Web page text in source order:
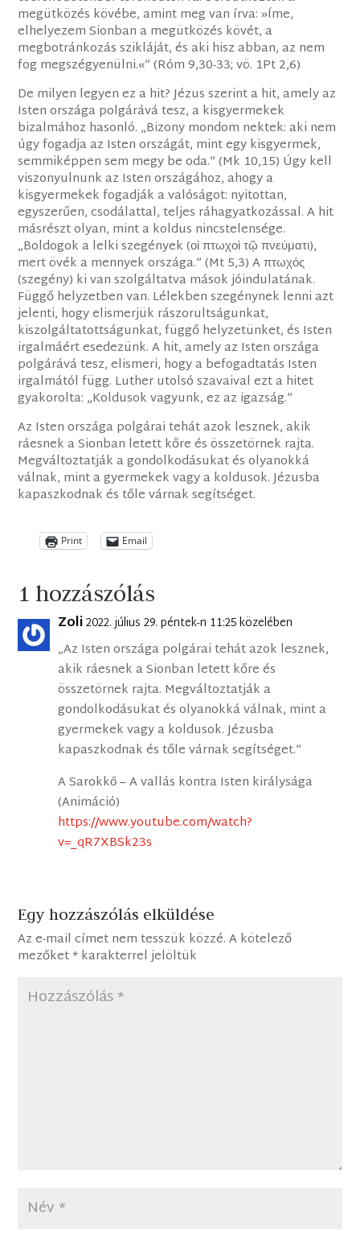
megütközés kövébe, amint meg van írva: »Íme,
elhelyezem Sionban a megütközés kövét, a
megbotránkozás szikláját, és aki hisz abban, az nem
fog megszégyenülni.«” (Róm 9,30-33; vö. 1Pt 2,6)
De milyen legyen ez a hit? Jézus szerint a hit, amely az
Isten országa polgárává tesz, a kisgyermekek
bizalmához hasonló. „Bizony mondom nektek: aki nem
úgy fogadja az Isten országát, mint egy kisgyermek,
semmiképpen sem megy be oda.” (Mk 10,15) Úgy kell
viszonyulnunk az Isten országához, ahogy a
kisgyermekek fogadják a valóságot: nyitottan,
egyszerűen, csodálattal, teljes ráhagyatkozással. A hit
másrészt olyan, mint a koldus nincstelensége.
„Boldogok a lelki szegények (οἱ πτωχοὶ τῷ πνεύματι),
mert övék a mennyek országa.” (Mt 5,3) A πτωχός
(szegény) ki van szolgáltatva mások jóindulatának.
Függő helyzetben van. Lélekben szegénynek lenni azt
jelenti, hogy elismerjük rászorultságunkat,
kiszolgáltatottságunkat, függő helyzetünket, és Isten
irgalmáért esedezünk. A hit, amely az Isten országa
polgárává tesz, elismeri, hogy a befogadtatás Isten
irgalmától függ. Luther utolsó szavaival ezt a hitet
gyakorolta: „Koldusok vagyunk, ez az igazság.”
Az Isten országa polgárai tehát azok lesznek, akik
ráesnek a Sionban letett kőre és összetörnek rajta.
Megváltoztatják a gondolkodásukat és olyanokká
válnak, mint a gyermekek vagy a koldusok. Jézusba
kapaszkodnak és tőle várnak segítséget.
Print Email
1 hozzászólás
Zoli2022. július 29. péntek-n 11:25 közelében
„Az Isten országa polgárai tehát azok lesznek,
akik ráesnek a Sionban letett kőre és
összetörnek rajta. Megváltoztatják a
gondolkodásukat és olyanokká válnak, mint a
gyermekek vagy a koldusok. Jézusba
kapaszkodnak és tőle várnak segítséget.”
A Sarokkő – A vallás kontra Isten királysága
(Animáció)
https://www.youtube.com/watch?
v=_qR7XBSk23s
Egy hozzászólás elküldése
Az e-mail címet nem tesszük közzé. A kötelező
mezőket*karakterrel jelöltük